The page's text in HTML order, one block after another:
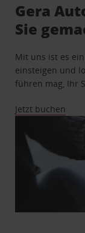
Gera
Sie
Mit uns ist es
einsteigen und
führen mag, Ihr
Jetzt buchen